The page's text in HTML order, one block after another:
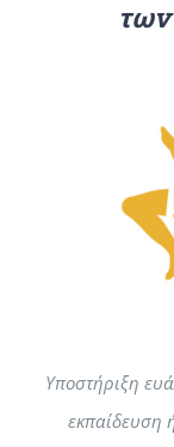
των
Υποστήριξη
εκπαίδευση